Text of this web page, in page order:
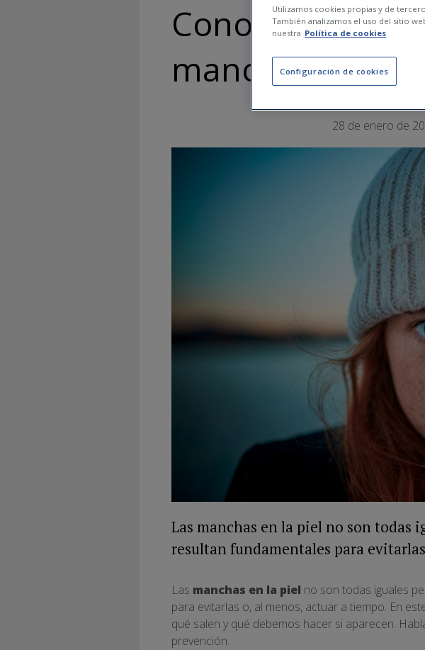
Conoce los
manchas en la
28 de enero de
Las manchas en la piel no son todas
resultan fundamentales para
Las manchas en la piel no son todas iguales
para evitarlas o, al menos, actuar a tiempo. En
qué salen y qué debemos hacer si aparecen.
prevención.
Utilizamos cookies propias y de
También analizamos el uso del sitio
nuestra Política de cookies
Configuración de cookies